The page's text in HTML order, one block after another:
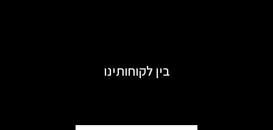
בין לקוחותינו